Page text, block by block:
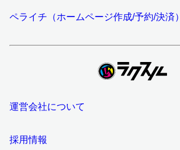
ペライチ（ホームページ作成/予約/決済）
運営会社について
採用情報